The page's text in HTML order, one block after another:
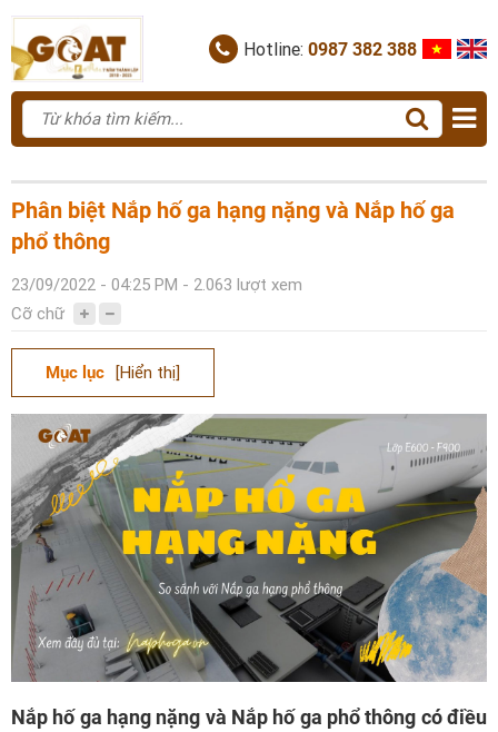
Hotline: 0987 382 388
Phân biệt Nắp hố ga hạng nặng và Nắp hố ga
phổ thông
23/09/2022 - 04:25 PM - 2.063 lượt xem
Cỡ chữ
Mục lục [Hiển thị]
Nắp hố ga hạng nặng và Nắp hố ga phổ thông có điều